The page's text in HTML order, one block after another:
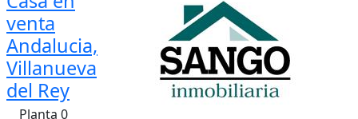
venta
Andalucia,
Villanueva
del Rey
Planta 0